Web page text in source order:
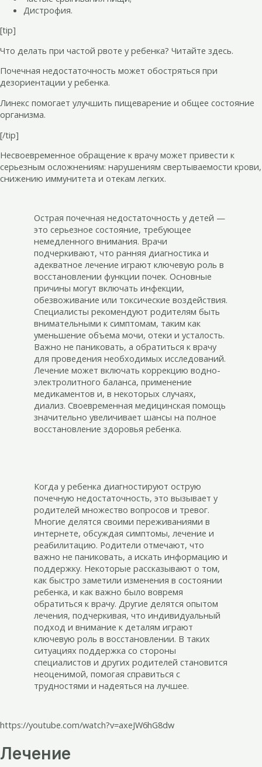
Дистрофия.
[tip]
Что делать при частой рвоте у ребенка? Читайте здесь.
Почечная недостаточность может обостряться при
дезориентации у ребенка.
Линекс помогает улучшить пищеварение и общее состояние
организма.
[/tip]
Несвоевременное обращение к врачу может привести к
серьезным осложнениям: нарушениям свертываемости крови,
снижению иммунитета и отекам легких.
Острая почечная недостаточность у детей —
это серьезное состояние, требующее
немедленного внимания. Врачи
подчеркивают, что ранняя диагностика и
адекватное лечение играют ключевую роль в
восстановлении функции почек. Основные
причины могут включать инфекции,
обезвоживание или токсические воздействия.
Специалисты рекомендуют родителям быть
внимательными к симптомам, таким как
уменьшение объема мочи, отеки и усталость.
Важно не паниковать, а обратиться к врачу
для проведения необходимых исследований.
Лечение может включать коррекцию водно-
электролитного баланса, применение
медикаментов и, в некоторых случаях,
диализ. Своевременная медицинская помощь
значительно увеличивает шансы на полное
восстановление здоровья ребенка.
Когда у ребенка диагностируют острую
почечную недостаточность, это вызывает у
родителей множество вопросов и тревог.
Многие делятся своими переживаниями в
интернете, обсуждая симптомы, лечение и
реабилитацию. Родители отмечают, что
важно не паниковать, а искать информацию и
поддержку. Некоторые рассказывают о том,
как быстро заметили изменения в состоянии
ребенка, и как важно было вовремя
обратиться к врачу. Другие делятся опытом
лечения, подчеркивая, что индивидуальный
подход и внимание к деталям играют
ключевую роль в восстановлении. В таких
ситуациях поддержка со стороны
специалистов и других родителей становится
неоценимой, помогая справиться с
трудностями и надеяться на лучшее.
https://youtube.com/watch?v=axeJW6hG8dw
Лечение